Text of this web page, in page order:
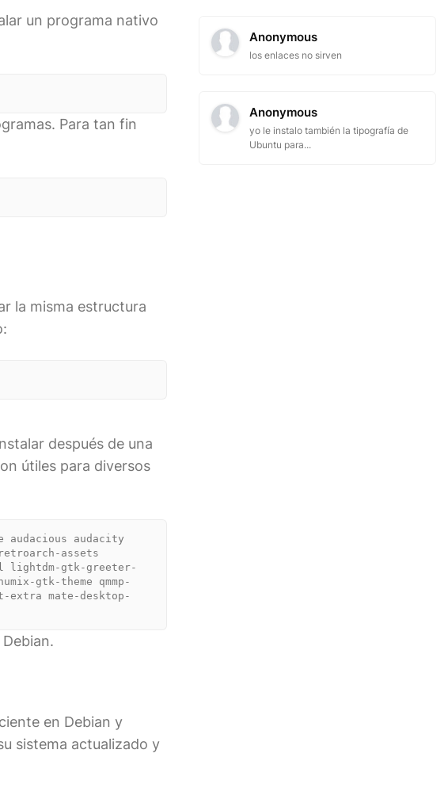
un programa nativo
Para tan fin
la misma estructura
después de una
útiles para diversos
audacious audacity
assets
lightdm-gtk-greeter-
gtk-theme qmmp-
extra mate-desktop-
en Debian y
sistema actualizado y
Anonymous
los enlaces no sirven
Anonymous
yo le instalo también la tipografía de
Ubuntu para...